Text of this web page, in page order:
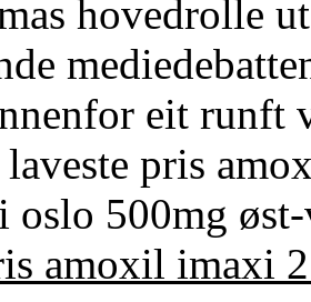
hovedrolle
eit runft
laveste pris
oslo 500mg
amoxil imaxi